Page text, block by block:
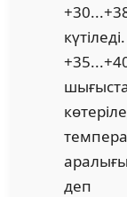
деп